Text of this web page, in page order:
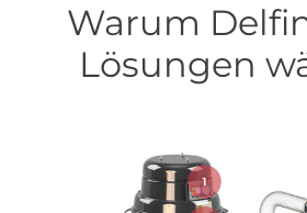
Warum
Lösungen